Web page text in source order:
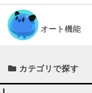
オート機能
カテゴリで探す